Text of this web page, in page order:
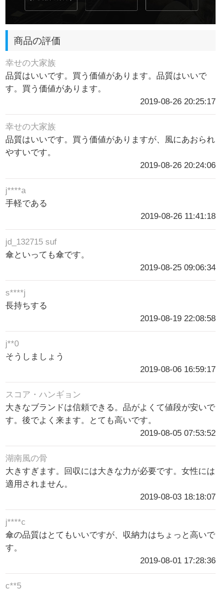
商品の評価
幸せの大家族
品質はいいです。買う価値があります。品質はいいで
す。買う価値があります。
2019-08-26 20:25:17
幸せの大家族
品質はいいです。買う価値がありますが、風にあおられ
やすいです。
2019-08-26 20:24:06
j****a
手軽である
2019-08-26 11:41:18
jd_132715 suf
傘といっても傘です。
2019-08-25 09:06:34
s****j
長持ちする
2019-08-19 22:08:58
j**0
そうしましょう
2019-08-06 16:59:17
スコア・ハンギョン
大きなブランドは信頼できる。品がよくて値段が安いで
す。後でよく来ます。とても高いです。
2019-08-05 07:53:52
湖南風の骨
大きすぎます。回収には大きな力が必要です。女性には
適用されません。
2019-08-03 18:18:07
j****c
傘の品質はとてもいいですが、収納力はちょっと高いで
す。
2019-08-01 17:28:36
c**5